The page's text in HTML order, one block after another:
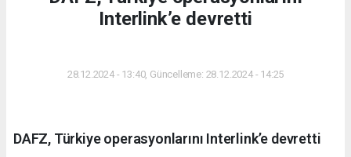
Interlink’e devretti
28.12.2024 - 13:40, Güncelleme: 28.12.2024 - 14:25
DAFZ, Türkiye operasyonlarını Interlink’e devretti